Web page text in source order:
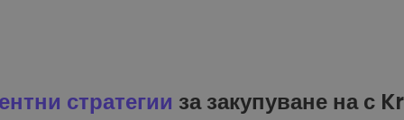
стратегии за закупуване на с